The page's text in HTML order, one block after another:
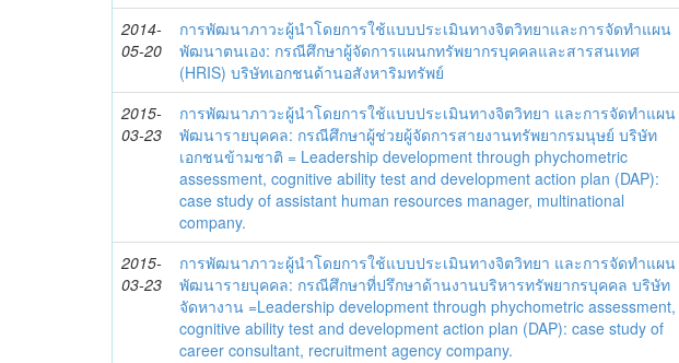
2014-
05-20
การพัฒนาภาวะผู้นำโดยการใช้แบบประเมินทางจิตวิทยาและการจัดทำแผน
พัฒนาตนเอง: กรณีศึกษาผู้จัดการแผนกทรัพยากรบุคคลและสารสนเทศ
(HRIS) บริษัทเอกชนด้านอสังหาริมทรัพย์
2015-
03-23
การพัฒนาภาวะผู้นำโดยการใช้แบบประเมินทางจิตวิทยา และการจัดทำแผน
พัฒนารายบุคคล: กรณีศึกษาผู้ช่วยผู้จัดการสายงานทรัพยากรมนุษย์ บริษัท
เอกชนข้ามชาติ = Leadership development through phychometric
assessment, cognitive ability test and development action plan (DAP):
case study of assistant human resources manager, multinational
company.
2015-
03-23
การพัฒนาภาวะผู้นำโดยการใช้แบบประเมินทางจิตวิทยา และการจัดทำแผน
พัฒนารายบุคคล: กรณีศึกษาที่ปรึกษาด้านงานบริหารทรัพยากรบุคคล บริษัท
จัดหางาน =Leadership development through phychometric assessment,
cognitive ability test and development action plan (DAP): case study of
career consultant, recruitment agency company.